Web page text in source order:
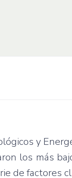
y
los más
de factores